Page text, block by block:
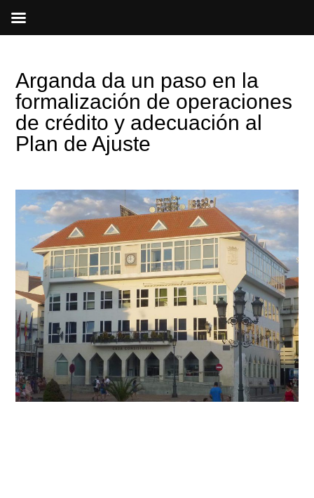
Arganda da un paso en la
formalización de operaciones
de crédito y adecuación al
Plan de Ajuste